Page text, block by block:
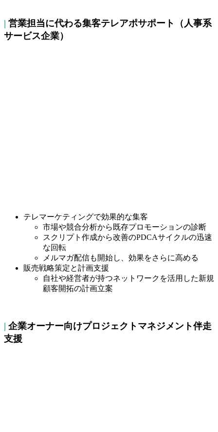
| 営業担当に代わる集客テレアポサポート（人事系
サービス企業）
テレマーケティングで効果的な集客
市場や競合分析から既存プロモーションの診断
スクリプト作成から改善のPDCAサイクルの迅速
な回転
メルマガ配信も開始し、効果をさらに高める
販売戦略策定と計画支援
自社や経営者が持つネットワークを活用した新規
顧客開拓の計画立案
| 企業オーナー向けプロジェクトマネジメント伴走
支援